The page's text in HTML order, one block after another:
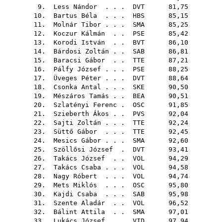
9. Less Nándor . . . DVT 81,75
10. Bartus Béla . . . HBS 85,15
11. Molnár Tibor . . . SMA 85,25
12. Koczur Kálmán . . PSE 85,42
13. Korodi István . . BVT 86,10
14. Bárdosi Zoltán . . SAB 86,81
15. Baracsi Gábor . . TTE 87,21
16. Pálfy József . . . PSE 88,25
17. Üveges Péter . . . DVT 88,64
18. Csonka Antal . . . SKE 90,50
19. Mészáros Tamás . . BEA 90,51
20. Szlatényi Ferenc . OSC 91,85
21. Szieberth Ákos . . PVS 92,04
22. Sajti Zoltán . . . TTE 92,24
23. Süttő Gábor . . . TTE 92,45
24. Mesics Gábor . . . SMA 92,60
25. Szöllősi József . DVT 93,41
26. Takács József . . VOL 94,29
27. Takács Csaba . . . VOL 94,58
28. Nagy Róbert . . . VOL 94,74
29. Mets Miklós . . . OSC 95,80
30. Kajdi Csaba . . . SAB 95,98
31. Szente Aladár . . VOL 96,52
32. Bálint Attila . . SMA 97,01